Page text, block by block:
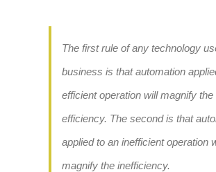
The first rule of any technology
business is that automation
efficient operation will magnify the
efficiency. The second is that
applied to an inefficient operation
magnify the inefficiency.